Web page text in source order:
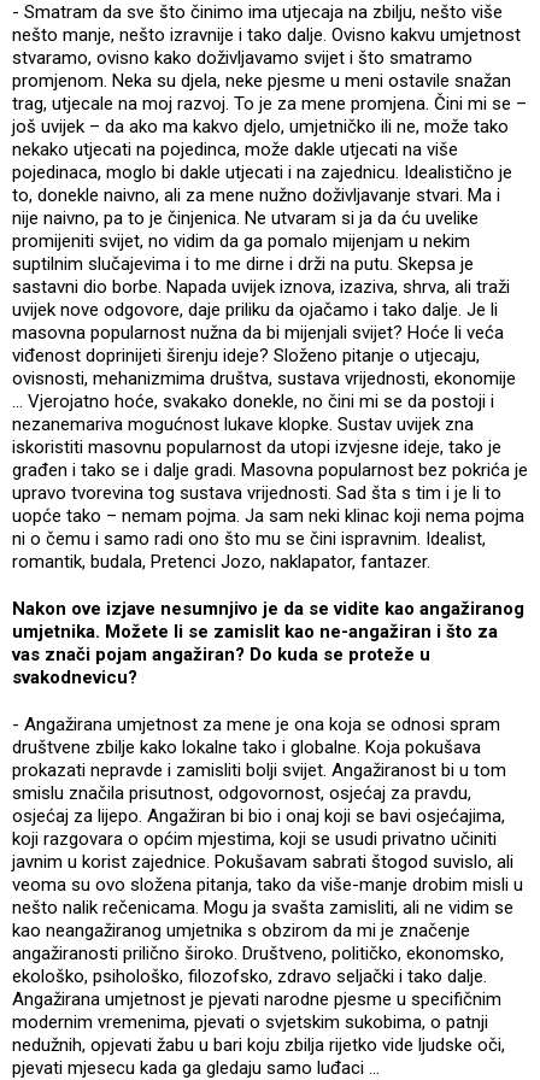
- Smatram da sve što činimo ima utjecaja na zbilju, nešto više
nešto manje, nešto izravnije i tako dalje. Ovisno kakvu umjetnost
stvaramo, ovisno kako doživljavamo svijet i što smatramo
promjenom. Neka su djela, neke pjesme u meni ostavile snažan
trag, utjecale na moj razvoj. To je za mene promjena. Čini mi se –
još uvijek – da ako ma kakvo djelo, umjetničko ili ne, može tako
nekako utjecati na pojedinca, može dakle utjecati na više
pojedinaca, moglo bi dakle utjecati i na zajednicu. Idealistično je
to, donekle naivno, ali za mene nužno doživljavanje stvari. Ma i
nije naivno, pa to je činjenica. Ne utvaram si ja da ću uvelike
promijeniti svijet, no vidim da ga pomalo mijenjam u nekim
suptilnim slučajevima i to me dirne i drži na putu. Skepsa je
sastavni dio borbe. Napada uvijek iznova, izaziva, shrva, ali traži
uvijek nove odgovore, daje priliku da ojačamo i tako dalje. Je li
masovna popularnost nužna da bi mijenjali svijet? Hoće li veća
viđenost doprinijeti širenju ideje? Složeno pitanje o utjecaju,
ovisnosti, mehanizmima društva, sustava vrijednosti, ekonomije
... Vjerojatno hoće, svakako donekle, no čini mi se da postoji i
nezanemariva mogućnost lukave klopke. Sustav uvijek zna
iskoristiti masovnu popularnost da utopi izvjesne ideje, tako je
građen i tako se i dalje gradi. Masovna popularnost bez pokrića je
upravo tvorevina tog sustava vrijednosti. Sad šta s tim i je li to
uopće tako – nemam pojma. Ja sam neki klinac koji nema pojma
ni o čemu i samo radi ono što mu se čini ispravnim. Idealist,
romantik, budala, Pretenci Jozo, naklapator, fantazer.
Nakon ove izjave nesumnjivo je da se vidite kao angažiranog
umjetnika. Možete li se zamislit kao ne-angažiran i što za
vas znači pojam angažiran? Do kuda se proteže u
svakodnevicu?
- Angažirana umjetnost za mene je ona koja se odnosi spram
društvene zbilje kako lokalne tako i globalne. Koja pokušava
prokazati nepravde i zamisliti bolji svijet. Angažiranost bi u tom
smislu značila prisutnost, odgovornost, osjećaj za pravdu,
osjećaj za lijepo. Angažiran bi bio i onaj koji se bavi osjećajima,
koji razgovara o općim mjestima, koji se usudi privatno učiniti
javnim u korist zajednice. Pokušavam sabrati štogod suvislo, ali
veoma su ovo složena pitanja, tako da više-manje drobim misli u
nešto nalik rečenicama. Mogu ja svašta zamisliti, ali ne vidim se
kao neangažiranog umjetnika s obzirom da mi je značenje
angažiranosti prilično široko. Društveno, političko, ekonomsko,
ekološko, psihološko, filozofsko, zdravo seljački i tako dalje.
Angažirana umjetnost je pjevati narodne pjesme u specifičnim
modernim vremenima, pjevati o svjetskim sukobima, o patnji
nedužnih, opjevati žabu u bari koju zbilja rijetko vide ljudske oči,
pjevati mjesecu kada ga gledaju samo luđaci …